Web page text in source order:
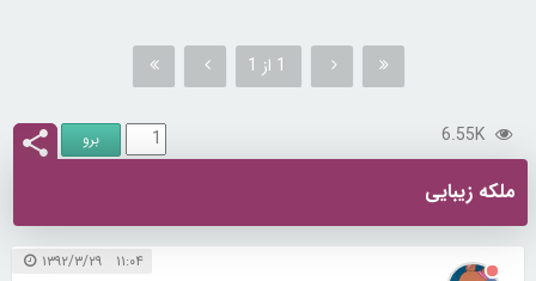
1 از 1
6.55K
ملکه زیبایی
۱۱:۰۴ ۱۳۹۲/۳/۲۹